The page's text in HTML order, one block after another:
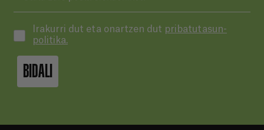
Irakurri dut eta onartzen dut pribatutasun-
politika.
BIDALI